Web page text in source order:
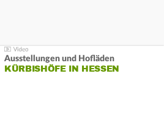
Ausstellungen und Hofläden
KÜRBISHÖFE IN HESSEN